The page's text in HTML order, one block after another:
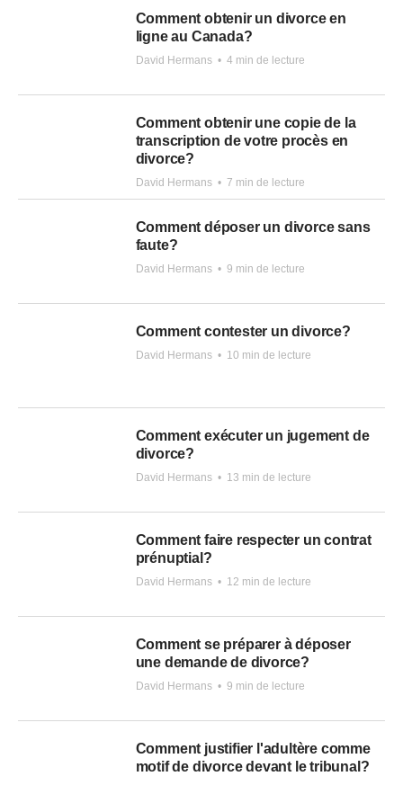
Comment obtenir un divorce en
ligne au Canada?
David Hermans • 4 min de lecture
Comment obtenir une copie de la
transcription de votre procès en
divorce?
David Hermans • 7 min de lecture
Comment déposer un divorce sans
faute?
David Hermans • 9 min de lecture
Comment contester un divorce?
David Hermans • 10 min de lecture
Comment exécuter un jugement de
divorce?
David Hermans • 13 min de lecture
Comment faire respecter un contrat
prénuptial?
David Hermans • 12 min de lecture
Comment se préparer à déposer
une demande de divorce?
David Hermans • 9 min de lecture
Comment justifier l'adultère comme
motif de divorce devant le tribunal?